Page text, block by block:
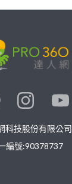
科技股份有限公司
編號:90378737